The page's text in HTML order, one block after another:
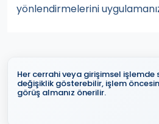
yönlendirmelerini
Her cerrahi veya girişimsel işlemde
değişiklik gösterebilir, işlem
görüş almanız önerilir.